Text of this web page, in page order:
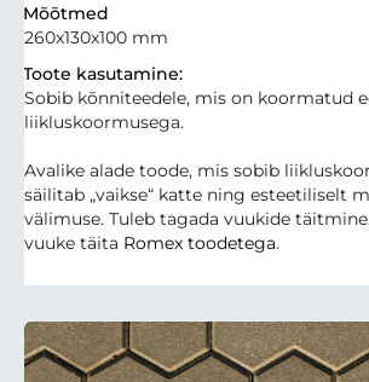
Mõõtmed
260x130x100 mm
Toote kasutamine:
Sobib kõnniteedele, mis on koormatud
liikluskoormusega.
Avalike alade toode, mis sobib
säilitab „vaikse“ katte ning esteetiliselt
välimuse. Tuleb tagada vuukide
vuuke täita Romex toodetega.